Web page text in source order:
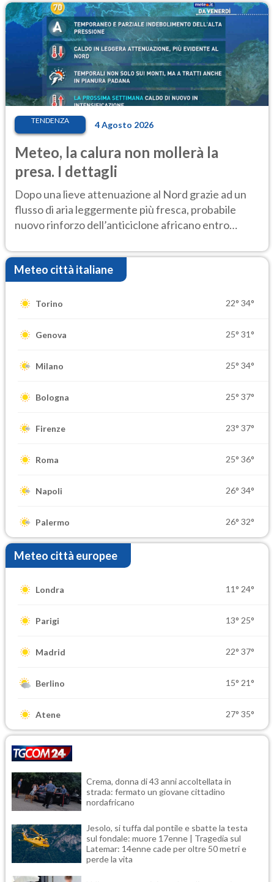
TENDENZA 4 Agosto 2026
Meteo, la calura non mollerà la
presa. I dettagli
Dopo una lieve attenuazione al Nord grazie ad un
flusso di aria leggermente più fresca, probabile
nuovo rinforzo dell’anticiclone africano entro
Meteo città italiane
Torino 22° 34°
Genova 25° 31°
Milano 25° 34°
Bologna 25° 37°
Firenze 23° 37°
Roma 25° 36°
Napoli 26° 34°
Palermo 26° 32°
Meteo città europee
Londra 11° 24°
Parigi 13° 25°
Madrid 22° 37°
Berlino 15° 21°
Atene 27° 35°
Crema, donna di 43 anni accoltellata in
strada: fermato un giovane cittadino
nordafricano
Jesolo, si tuffa dal pontile e sbatte la testa
sul fondale: muore 17enne | Tragedia sul
Latemar: 14enne cade per oltre 50 metri e
perde la vita